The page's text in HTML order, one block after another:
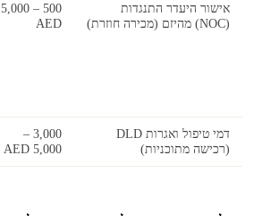
אישור היעדר התנגדות
(NOC) מהיזם (מכירה חוזרת)
500 – 5,000
AED
דמי טיפול ואגרות DLD
(רכישה מתוכניות)
3,000 –
5,000 AED